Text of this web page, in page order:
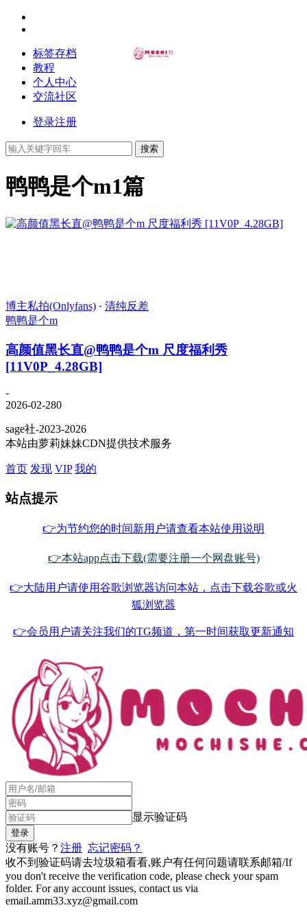
标签存档
教程
个人中心
交流社区
登录注册
搜索
鸭鸭是个m1篇
博主私拍(Onlyfans) · 清纯反差
鸭鸭是个m
高颜值黑长直@鸭鸭是个m 尺度福利秀
[11V0P_4.28GB]
-
2026-02-280
sage社-2023-2026
本站由萝莉妹妹CDN提供技术服务
首页 发现 VIP 我的
站点提示
👉为节约您的时间新用户请查看本站使用说明
👉本站app点击下载(需要注册一个网盘账号)
👉大陆用户请使用谷歌浏览器访问本站，点击下载谷歌或火
狐浏览器
👉会员用户请关注我们的TG频道，第一时间获取更新通知
显示验证码
没有账号？ 注册 忘记密码？
收不到验证码请去垃圾箱看看,账户有任何问题请联系邮箱/If
you don't receive the verification code, please check your spam
folder. For any account issues, contact us via
email.amm33.xyz@gmail.com